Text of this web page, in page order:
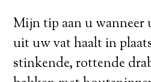
Mijn tip aan u wanneer
uit uw vat haalt in
stinkende, rottende